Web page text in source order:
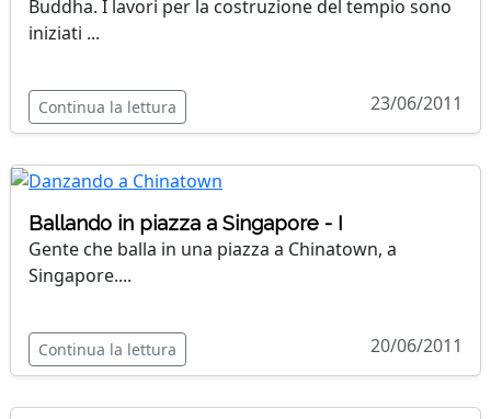
Buddha. I lavori per la costruzione del tempio sono
iniziati ...
Continua la lettura 23/06/2011
Ballando in piazza a Singapore - I
Gente che balla in una piazza a Chinatown, a
Singapore....
Continua la lettura 20/06/2011